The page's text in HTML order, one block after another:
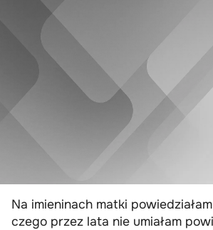
Na imieninach matki
czego przez lata nie umiałam